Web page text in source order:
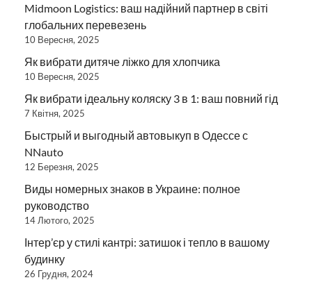
Midmoon Logistics: ваш надійний партнер в світі
глобальних перевезень
10 Вересня, 2025
Як вибрати дитяче ліжко для хлопчика
10 Вересня, 2025
Як вибрати ідеальну коляску 3 в 1: ваш повний гід
7 Квітня, 2025
Быстрый и выгодный автовыкуп в Одессе с
NNauto
12 Березня, 2025
Виды номерных знаков в Украине: полное
руководство
14 Лютого, 2025
Інтер’єр у стилі кантрі: затишок і тепло в вашому
будинку
26 Грудня, 2024